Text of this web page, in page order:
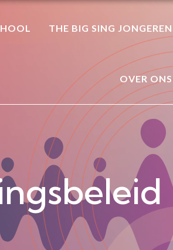
THE BIG SING JONGEREN
OVER ONS